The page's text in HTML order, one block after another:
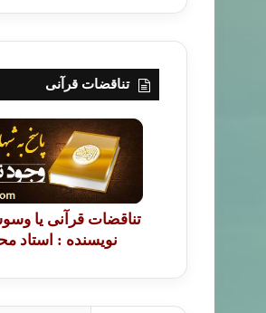
تناقضات قرآنی
تناقضات قرآنی یا
نویسنده : استاد